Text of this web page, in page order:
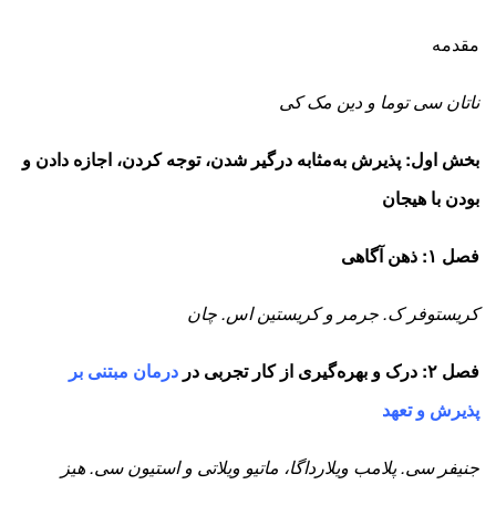
مقدمه
ناتان سی توما و دین مک ­کی
بخش اول: پذیرش به‌مثابه درگیر شدن، توجه کردن، اجازه دادن و
بودن با هیجان
فصل ۱: ذهن آگاهی
کریستوفر ک. جرمر و کریستین اس. چان
فصل ۲: درک و بهره‌گیری از کار تجربی در
درمان مبتنی بر
پذیرش و تعهد
جنیفر سی. پلامب ویلارداگا، ماتیو ویلاتی و استیون سی. هیز